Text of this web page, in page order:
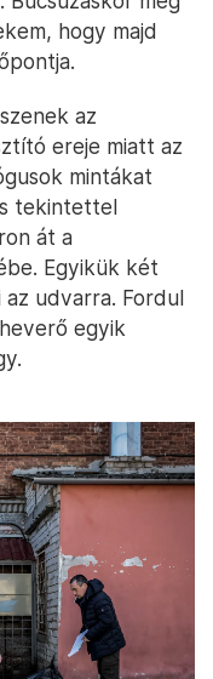
hogy majd
az
ereje miatt az
mintákat
tekintettel
át a
Egyikük két
udvarra. Fordul
egyik